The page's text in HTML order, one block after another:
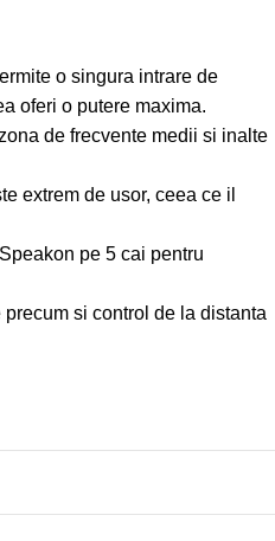
o singura intrare de
oferi o putere maxima.
de frecvente medii si inalte
extrem de usor, ceea ce il
pe 5 cai pentru
si control de la distanta